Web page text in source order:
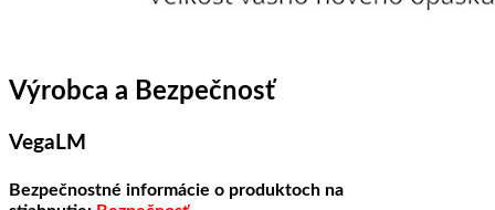
Výrobca a Bezpečnosť
VegaLM
Bezpečnostné informácie o produktoch na